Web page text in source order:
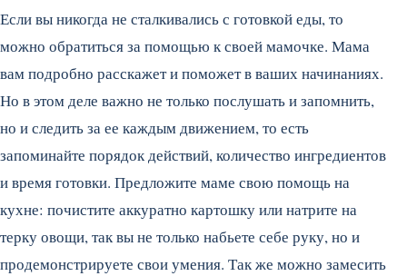
Если вы никогда не сталкивались с готовкой еды, то
можно обратиться за помощью к своей мамочке. Мама
вам подробно расскажет и поможет в ваших начинаниях.
Но в этом деле важно не только послушать и запомнить,
но и следить за ее каждым движением, то есть
запоминайте порядок действий, количество ингредиентов
и время готовки. Предложите маме свою помощь на
кухне: почистите аккуратно картошку или натрите на
терку овощи, так вы не только набьете себе руку, но и
продемонстрируете свои умения. Так же можно замесить